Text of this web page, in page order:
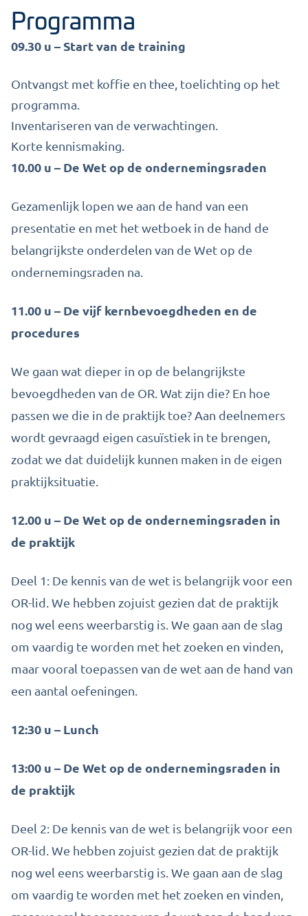
Programma
09.30 u – Start van de training
Ontvangst met koffie en thee, toelichting op het
programma.
Inventariseren van de verwachtingen.
Korte kennismaking.
10.00 u – De Wet op de ondernemingsraden
Gezamenlijk lopen we aan de hand van een
presentatie en met het wetboek in de hand de
belangrijkste onderdelen van de Wet op de
ondernemingsraden na.
11.00 u – De vijf kernbevoegdheden en de
procedures
We gaan wat dieper in op de belangrijkste
bevoegdheden van de OR. Wat zijn die? En hoe
passen we die in de praktijk toe? Aan deelnemers
wordt gevraagd eigen casuïstiek in te brengen,
zodat we dat duidelijk kunnen maken in de eigen
praktijksituatie.
12.00 u – De Wet op de ondernemingsraden in
de praktijk
Deel 1: De kennis van de wet is belangrijk voor een
OR-lid. We hebben zojuist gezien dat de praktijk
nog wel eens weerbarstig is. We gaan aan de slag
om vaardig te worden met het zoeken en vinden,
maar vooral toepassen van de wet aan de hand van
een aantal oefeningen.
12:30 u – Lunch
13:00 u – De Wet op de ondernemingsraden in
de praktijk
Deel 2: De kennis van de wet is belangrijk voor een
OR-lid. We hebben zojuist gezien dat de praktijk
nog wel eens weerbarstig is. We gaan aan de slag
om vaardig te worden met het zoeken en vinden,